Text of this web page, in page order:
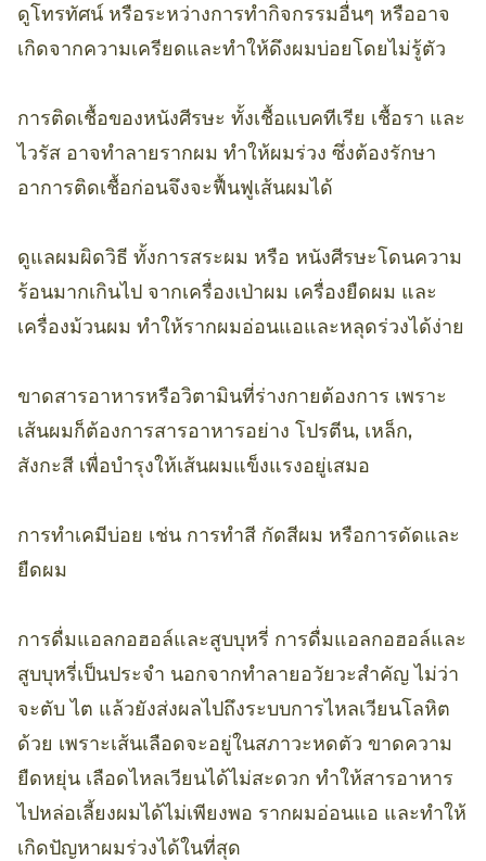
ดูโทรทัศน์ หรือระหว่างการทำกิจกรรมอื่นๆ หรืออาจ
เกิดจากความเครียดและทำให้ดึงผมบ่อยโดยไม่รู้ตัว
การติดเชื้อของหนังศีรษะ ทั้งเชื้อแบคทีเรีย เชื้อรา และ
ไวรัส อาจทำลายรากผม ทำให้ผมร่วง ซึ่งต้องรักษา
อาการติดเชื้อก่อนจึงจะฟื้นฟูเส้นผมได้
ดูแลผมผิดวิธี ทั้งการสระผม หรือ หนังศีรษะโดนความ
ร้อนมากเกินไป จากเครื่องเป่าผม เครื่องยืดผม และ
เครื่องม้วนผม ทำให้รากผมอ่อนแอและหลุดร่วงได้ง่าย
ขาดสารอาหารหรือวิตามินที่ร่างกายต้องการ เพราะ
เส้นผมก็ต้องการสารอาหารอย่าง โปรตีน, เหล็ก,
สังกะสี เพื่อบำรุงให้เส้นผมแข็งแรงอยู่เสมอ
การทำเคมีบ่อย เช่น การทำสี กัดสีผม หรือการดัดและ
ยืดผม
การดื่มแอลกอฮอล์และสูบบุหรี่ การดื่มแอลกอฮอล์และ
สูบบุหรี่เป็นประจำ นอกจากทำลายอวัยวะสำคัญ ไม่ว่า
จะตับ ไต แล้วยังส่งผลไปถึงระบบการไหลเวียนโลหิต
ด้วย เพราะเส้นเลือดจะอยู่ในสภาวะหดตัว ขาดความ
ยืดหยุ่น เลือดไหลเวียนได้ไม่สะดวก ทำให้สารอาหาร
ไปหล่อเลี้ยงผมได้ไม่เพียงพอ รากผมอ่อนแอ และทำให้
เกิดปัญหาผมร่วงได้ในที่สุด